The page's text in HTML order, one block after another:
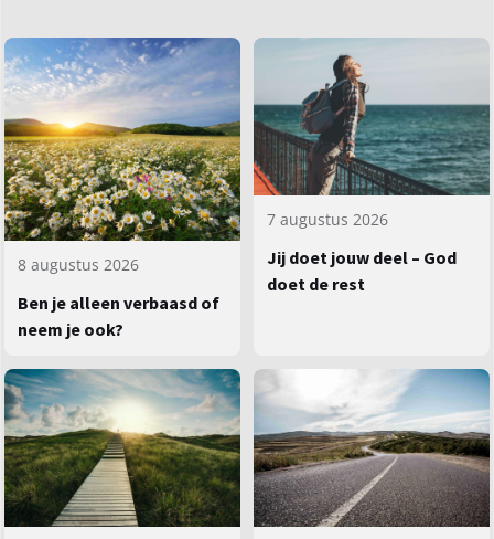
8 augustus 2026
Ben je alleen verbaasd of
neem je ook?
7 augustus 2026
Jij doet jouw deel – God
doet de rest